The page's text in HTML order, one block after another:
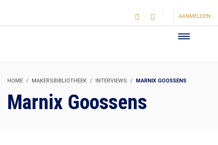
AANMELDEN
HOME MAKERSBIBLIOTHEEK INTERVIEWS MARNIX GOOSSENS
Marnix Goossens